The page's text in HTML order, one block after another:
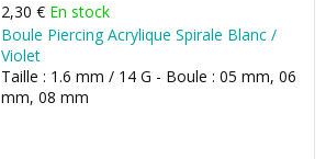
2,30 € En stock
Boule Piercing Acrylique Spirale Blanc /
Violet
Taille : 1.6 mm / 14 G - Boule : 05 mm, 06
mm, 08 mm